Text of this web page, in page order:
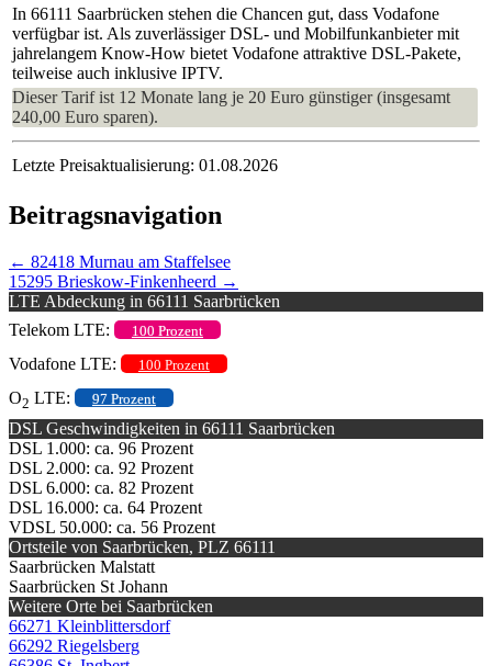
In 66111 Saarbrücken stehen die Chancen gut, dass Vodafone
verfügbar ist. Als zuverlässiger DSL- und Mobilfunkanbieter mit
jahrelangem Know-How bietet Vodafone attraktive DSL-Pakete,
teilweise auch inklusive IPTV.
Dieser Tarif ist 12 Monate lang je 20 Euro günstiger (insgesamt
240,00 Euro sparen).
Letzte Preisaktualisierung: 01.08.2026
Beitragsnavigation
← 82418 Murnau am Staffelsee
15295 Brieskow-Finkenheerd →
LTE Abdeckung in 66111 Saarbrücken
Telekom LTE:
100 Prozent
Vodafone LTE: 100 Prozent
O2 LTE: 97 Prozent
DSL Geschwindigkeiten in 66111 Saarbrücken
DSL 1.000: ca. 96 Prozent
DSL 2.000: ca. 92 Prozent
DSL 6.000: ca. 82 Prozent
DSL 16.000: ca. 64 Prozent
VDSL 50.000: ca. 56 Prozent
Ortsteile von Saarbrücken, PLZ 66111
Saarbrücken Malstatt
Saarbrücken St Johann
Weitere Orte bei Saarbrücken
66271 Kleinblittersdorf
66292 Riegelsberg